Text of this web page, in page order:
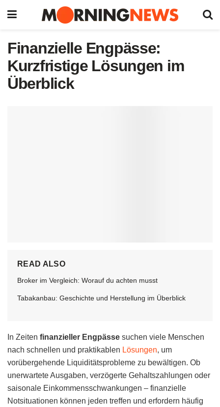
Finanzielle Engpässe:
Kurzfristige Lösungen im
Überblick
READ ALSO
Broker im Vergleich: Worauf du achten musst
Tabakanbau: Geschichte und Herstellung im Überblick
In Zeiten finanzieller Engpässe suchen viele Menschen
nach schnellen und praktikablen Lösungen, um
vorübergehende Liquiditätsprobleme zu bewältigen. Ob
unerwartete Ausgaben, verzögerte Gehaltszahlungen oder
saisonale Einkommensschwankungen – finanzielle
Notsituationen können jeden treffen und erfordern häufig